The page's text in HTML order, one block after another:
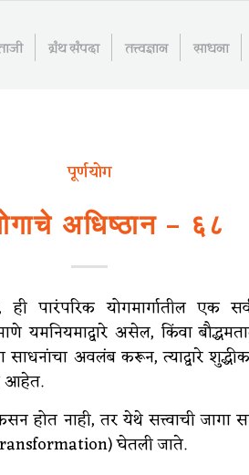
ग्रंथ संपदा तत्त्वज्ञान साधना
पूर्णयोग
अधिष्ठान – ६८
ही पारंपरिक योगमार्गातील एक
यमनियमाद्वारे असेल, किंवा
साधनांचा अवलंब करून, त्याद्वारे
आहेत.
होत नाही, तर येथे सत्त्वाची जागा
घेतली जाते.